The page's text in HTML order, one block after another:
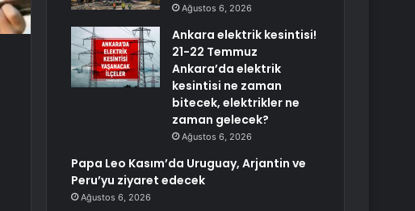
Ağustos 6, 2026
Ankara elektrik kesintisi!
21-22 Temmuz
Ankara’da elektrik
kesintisi ne zaman
bitecek, elektrikler ne
zaman gelecek?
Ağustos 6, 2026
Papa Leo Kasım’da Uruguay, Arjantin ve
Peru’yu ziyaret edecek
Ağustos 6, 2026